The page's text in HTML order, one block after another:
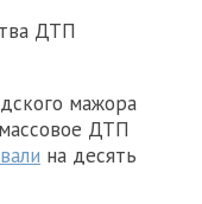
ДТП
мажора
ДТП
на десять